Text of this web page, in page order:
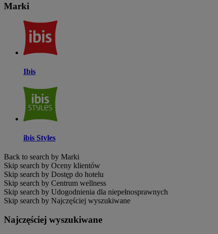
Marki
Ibis
ibis Styles
Back to search by Marki
Skip search by Oceny klientów
Skip search by Dostęp do hotelu
Skip search by Centrum wellness
Skip search by Udogodnienia dla niepełnosprawnych
Skip search by Najczęściej wyszukiwane
Najczęściej wyszukiwane